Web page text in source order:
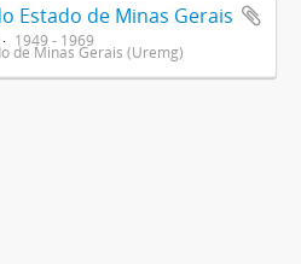
Estado de Minas Gerais
1949 - 1969
de Minas Gerais (Uremg)